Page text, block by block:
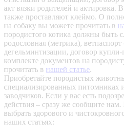
акт вязки родителей и актировка.
также проставляют клеймо. О
на собаку вы можете прочитать в
породистого котика должны быть
родословная (метрика),
дегельминтизации, договор
комплекте документов на
прочитать в нашей статье.
Приобретайте породистых
специализированных питомниках
заводчиков. Если у вас есть
действия – сразу же сообщите нам.
выбрать здорового и
наших статьях: